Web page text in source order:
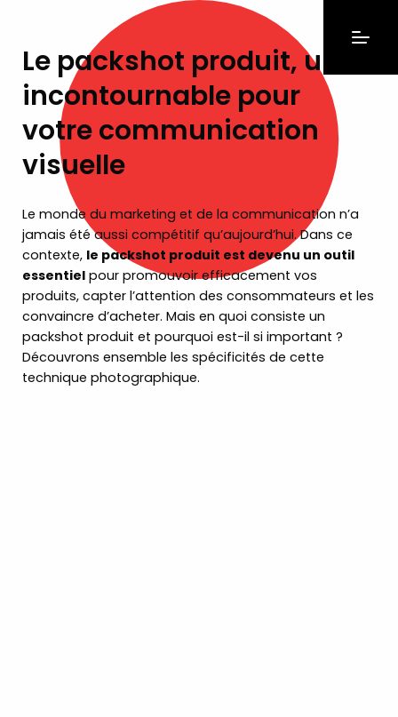
Le packshot produit, un
incontournable pour
votre communication
visuelle
Le monde du marketing et de la communication n’a
jamais été aussi compétitif qu’aujourd’hui. Dans ce
contexte, le packshot produit est devenu un outil
essentiel pour promouvoir efficacement vos
produits, capter l’attention des consommateurs et les
convaincre d’acheter. Mais en quoi consiste un
packshot produit et pourquoi est-il si important ?
Découvrons ensemble les spécificités de cette
technique photographique.